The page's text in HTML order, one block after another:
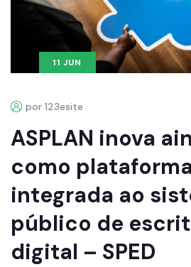
11 JUN
por 123esite
ASPLAN inova
como
integrada ao
público de
digital – SPED